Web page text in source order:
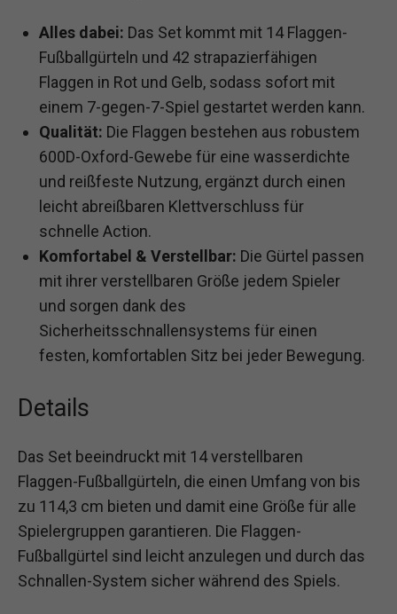
Alles dabei: Das Set kommt mit 14 Flaggen-
Fußballgürteln und 42 strapazierfähigen
Flaggen in Rot und Gelb, sodass sofort mit
einem 7-gegen-7-Spiel gestartet werden kann.
Qualität: Die Flaggen bestehen aus robustem
600D-Oxford-Gewebe für eine wasserdichte
und reißfeste Nutzung, ergänzt durch einen
leicht abreißbaren Klettverschluss für
schnelle Action.
Komfortabel & Verstellbar: Die Gürtel passen
mit ihrer verstellbaren Größe jedem Spieler
und sorgen dank des
Sicherheitsschnallensystems für einen
festen, komfortablen Sitz bei jeder Bewegung.
Details
Das Set beeindruckt mit 14 verstellbaren
Flaggen-Fußballgürteln, die einen Umfang von bis
zu 114,3 cm bieten und damit eine Größe für alle
Spielergruppen garantieren. Die Flaggen-
Fußballgürtel sind leicht anzulegen und durch das
Schnallen-System sicher während des Spiels.